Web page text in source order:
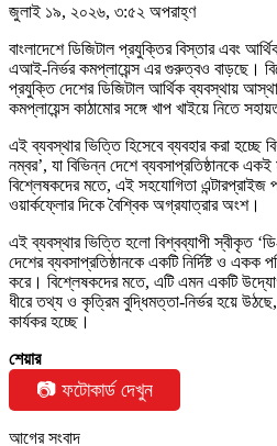
জুলাই ১৯, ২০২৬, ৩:৫২ অপরাহ্ণ
বাংলাদেশে ডিজিটাল প্রযুক্তির বিস্তার এবং
এআই-নির্ভর কমপ্লায়েন্স এর গুরুত্বও বাড়ছে।
প্রযুক্তি দেশের ডিজিটাল আর্থিক ব্যবস্থায় আস্থা
কমপ্লায়েন্স কাঠামোর সঙ্গে খাপ খাইয়ে নিতে
এই ব্যবস্থার ভিত্তি হিসেবে ব্যবহার করা
নম্বর’, যা বিভিন্ন দেশে ব্যবসাপ্রতিষ্ঠানকে
বিশ্লেষকদের মতে, এই সহযোগিতা এন্টারপ্রাইজ
ওয়ার্কফ্লোর দিকে বৈশ্বিক অগ্রযাত্রার অংশ।
এই ব্যবস্থার ভিত্তি হলো বিশ্বব্যাপী স্বীকৃত
দেশের ব্যবসাপ্রতিষ্ঠানকে একটি নির্দিষ্ট ও একক
করে। বিশ্লেষকদের মতে, এটি এমন একটি উদ্যোগ
ধীরে তথ্য ও কৃত্রিম বুদ্ধিমত্তা-নির্ভর হয়ে
কার্যকর হচ্ছে।
শেয়ার
📷 ফটোকার্ড দেখুন
আগের সংবাদ